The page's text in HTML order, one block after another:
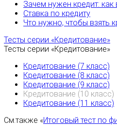
Зачем нужен кредит: как
Ставка по кредиту
Что нужно, чтобы взять
Тесты серии «Кредитование»
Тесты серии «Кредитование»
Кредитование (7 класс)
Кредитование (8 класс)
Кредитование (9 класс)
Кредитование (10 класс)
Кредитование (11 класс)
См.также «Итоговый тест по